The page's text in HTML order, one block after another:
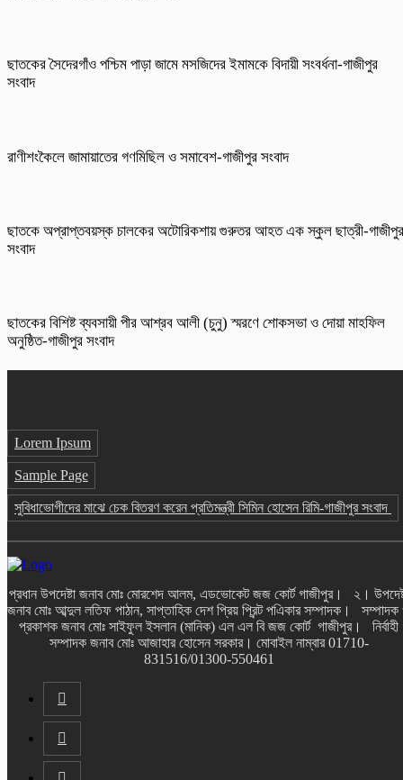
ছাতকের সৈদেরগাঁও পশ্চিম পাড়া জামে মসজিদের ইমামকে বিদায়ী সংবর্ধনা-গাজীপুর
সংবাদ
রাণীশংকৈলে জামায়াতের গণমিছিল ও সমাবেশ-গাজীপুর সংবাদ
ছাতকে অপ্রাপ্তবয়স্ক চালকের অটোরিকশায় গুরুতর আহত এক স্কুল ছাত্রী-গাজীপুর
সংবাদ
ছাতকের বিশিষ্ট ব্যবসায়ী পীর আশ্রব আলী (চুনু) স্মরণে শোকসভা ও দোয়া মাহফিল
অনুষ্ঠিত-গাজীপুর সংবাদ
Lorem Ipsum
Sample Page
সুবিধাভোগীদের মাঝে চেক বিতরণ করেন প্রতিমন্ত্রী সিমিন হোসেন রিমি-গাজীপুর সংবাদ
প্রধান উপদেষ্টা জনাব মোঃ মোরশেদ আলম, এডভোকেট জজ কোর্ট গাজীপুর। ২।
জনাব মোঃ আব্দুল লতিফ পাঠান, সাপ্তাহিক দেশ প্রিয় প্রিন্ট পএিকার সম্পাদক।
প্রকাশক জনাব মোঃ সাইফুল ইসলান (মানিক) এল এল বি জজ কোর্ট গাজীপুর। নির্বাহী
সম্পাদক জনাব মোঃ আজাহার হোসেন সরকার। মোবাইল নাম্বার 01710-
831516/01300-550461